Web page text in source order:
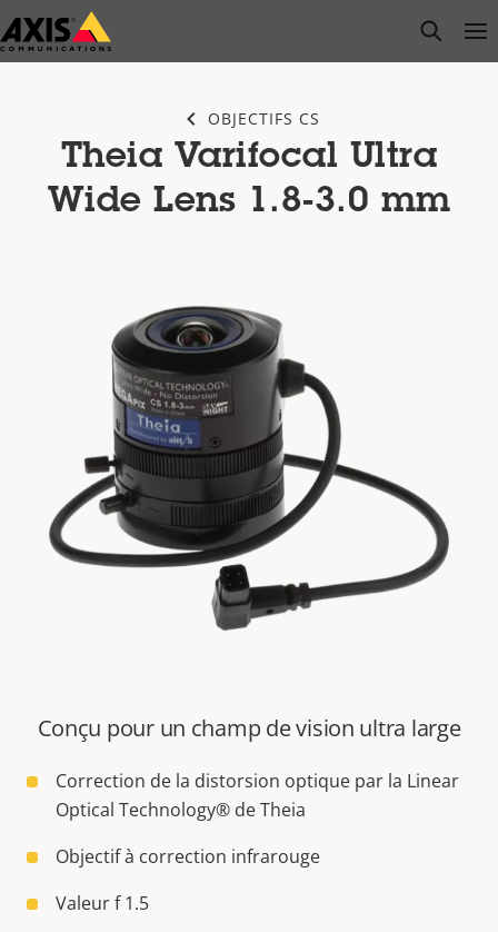
Passer
au
open
OBJECTIFS CS
Theia Varifocal Ultra
Wide Lens 1.8-3.0 mm
Conçu pour un champ de vision ultra large
Correction de la distorsion optique par la Linear
Optical Technology® de Theia
Objectif à correction infrarouge
Valeur f 1.5